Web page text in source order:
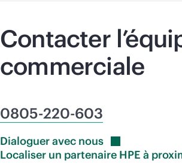
Contacter
commerciale
0805-220-603
Dialoguer avec nous
Localiser un partenaire HPE à